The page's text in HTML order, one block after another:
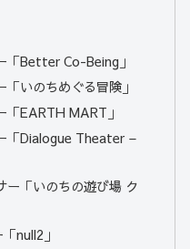
「Better Co-Being」
いのちめぐる冒険」
「EARTH MART」
「Dialogue Theater –
ー「いのちの遊び場 ク
null2」